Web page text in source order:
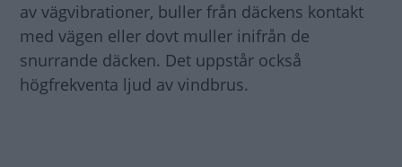
av vägvibrationer, buller från däckens kontakt
med vägen eller dovt muller inifrån de
snurrande däcken. Det uppstår också
högfrekventa ljud av vindbrus.